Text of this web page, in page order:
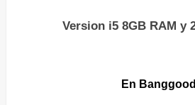
Version i5 8GB RAM y
En Banggood